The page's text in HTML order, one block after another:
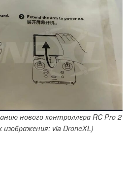
нового контроллера RC Pro 2
via DroneXL)